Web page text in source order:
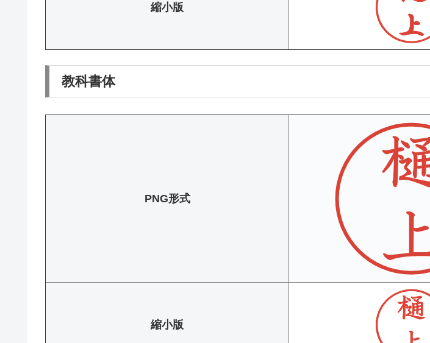
縮小版
教科書体
PNG形式
縮小版